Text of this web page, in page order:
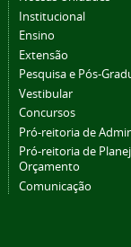
Institucional
Ensino
Extensão
Pesquisa e Pós-
Vestibular
Concursos
Pró-reitoria de
Pró-reitoria de
Orçamento
Comunicação